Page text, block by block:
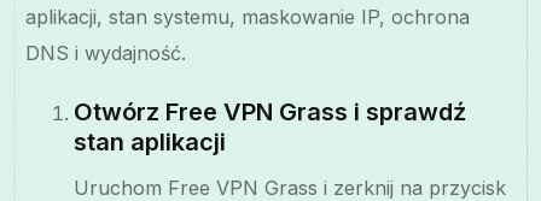
aplikacji, stan systemu, maskowanie IP, ochrona
DNS i wydajność.
Otwórz Free VPN Grass i sprawdź
stan aplikacji
Uruchom Free VPN Grass i zerknij na przycisk